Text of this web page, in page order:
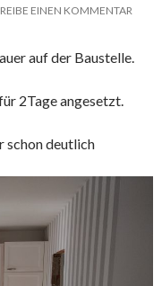
EINEN KOMMENTAR
auf der Baustelle.
2Tage angesetzt.
schon deutlich